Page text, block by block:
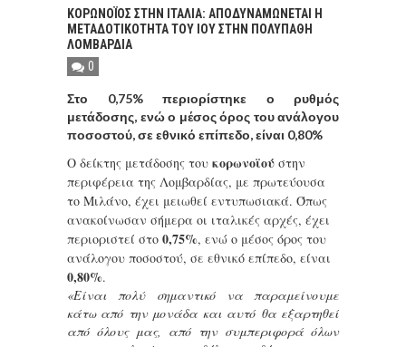
ΚΟΡΩΝΟΪOΣ ΣΤΗΝ ΙΤΑΛIΑ: ΑΠΟΔΥΝΑΜΩΝΕΤΑΙ Η
ΜΕΤΑΔΟΤΙΚΟΤΗΤΑ ΤΟΥ ΙΟΥ ΣΤΗΝ ΠΟΛΥΠΑΘΗ
ΛΟΜΒΑΡΔΙΑ
0
Στο 0,75% περιορίστηκε ο ρυθμός
μετάδοσης, ενώ ο μέσος όρος του ανάλογου
ποσοστού, σε εθνικό επίπεδο, είναι 0,80%
Ο δείκτης μετάδοσης του κορωνοϊού στην
περιφέρεια της Λομβαρδίας, με πρωτεύουσα
το Μιλάνο, έχει μειωθεί εντυπωσιακά. Όπως
ανακοίνωσαν σήμερα οι ιταλικές αρχές, έχει
περιοριστεί στο 0,75%, ενώ ο μέσος όρος του
ανάλογου ποσοστού, σε εθνικό επίπεδο, είναι
0,80%.
«Είναι πολύ σημαντικό να παραμείνουμε
κάτω από την μονάδα και αυτό θα εξαρτηθεί
από όλους μας, από την συμπεριφορά όλων